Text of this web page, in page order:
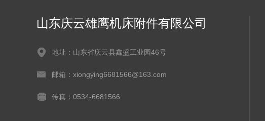
山东庆云雄鹰机床附件有限公司
地址：山东省庆云县鑫盛工业园46号
邮箱：xiongying6681566@163.com
传真：0534-6681566